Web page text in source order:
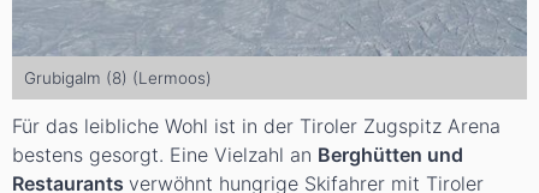
Grubigalm (8) (Lermoos)
Für das leibliche Wohl ist in der Tiroler Zugspitz Arena
bestens gesorgt. Eine Vielzahl an Berghütten und
Restaurants verwöhnt hungrige Skifahrer mit Tiroler